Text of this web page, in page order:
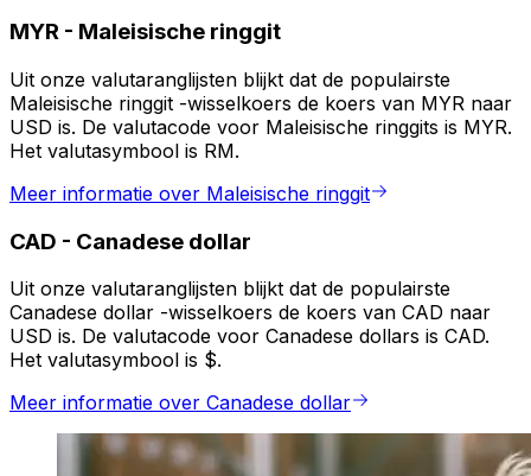
MYR - Maleisische ringgit
Uit onze valutaranglijsten blijkt dat de populairste
Maleisische ringgit -wisselkoers de koers van MYR naar
USD is. De valutacode voor Maleisische ringgits is MYR.
Het valutasymbool is RM.
Meer informatie over Maleisische ringgit
CAD - Canadese dollar
Uit onze valutaranglijsten blijkt dat de populairste
Canadese dollar -wisselkoers de koers van CAD naar
USD is. De valutacode voor Canadese dollars is CAD.
Het valutasymbool is $.
Meer informatie over Canadese dollar